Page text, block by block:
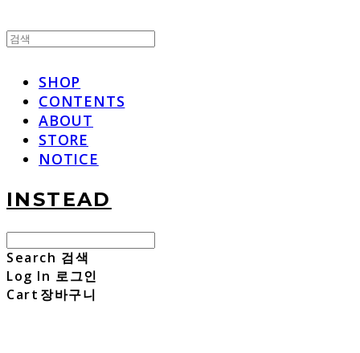
SHOP
CONTENTS
ABOUT
STORE
NOTICE
INSTEAD
Search 검색
Log In 로그인
Cart 장바구니